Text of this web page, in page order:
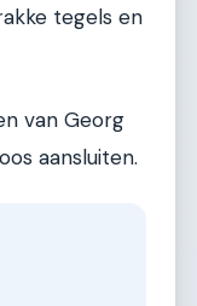
tegels en
van Georg
aansluiten.